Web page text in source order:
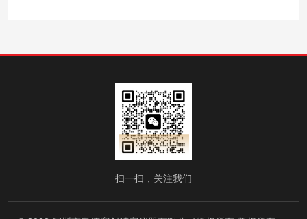
扫一扫，关注我们